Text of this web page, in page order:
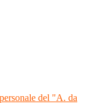
del "A. da